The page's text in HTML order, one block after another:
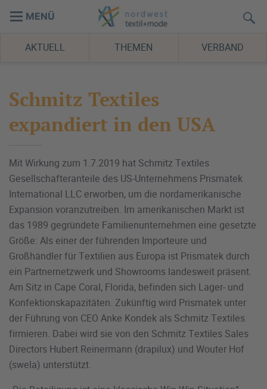
MENÜ
AKTUELL THEMEN VERBAND
Schmitz Textiles
expandiert in den USA
Mit Wirkung zum 1.7.2019 hat Schmitz Textiles
Gesellschafteranteile des US-Unternehmens Prismatek
International LLC erworben, um die nordamerikanische
Expansion voranzutreiben. Im amerikanischen Markt ist
das 1989 gegründete Familienunternehmen eine gesetzte
Größe: Als einer der führenden Importeure und
Großhändler für Textilien aus Europa ist Prismatek durch
ein Partnernetzwerk und Showrooms landesweit präsent.
Am Sitz in Cape Coral, Florida, befinden sich Lager- und
Konfektionskapazitäten. Zukünftig wird Prismatek unter
der Führung von CEO Anke Kondek als Schmitz Textiles
firmieren. Dabei wird sie von den Schmitz Textiles Sales
Directors Hubert Reinermann (drapilux) und Wouter Hof
(swela) unterstützt.